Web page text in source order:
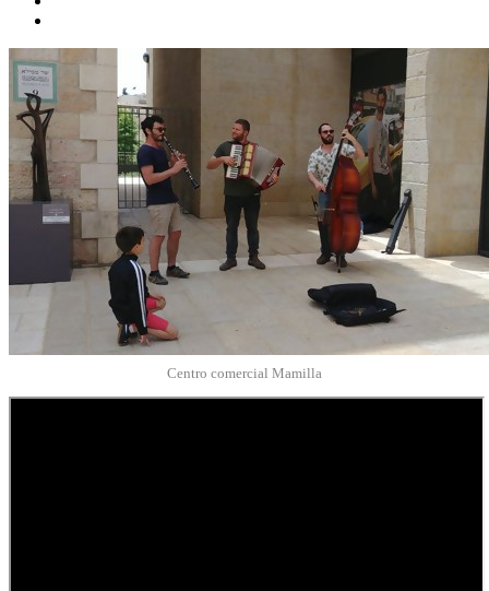
Centro comercial Mamilla